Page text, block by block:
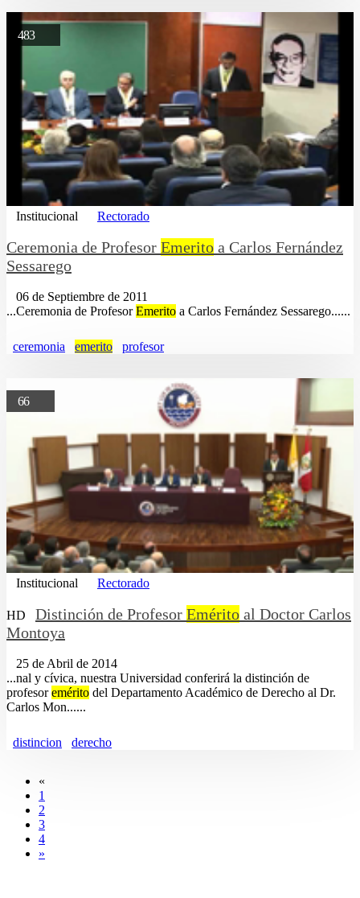
483
Institucional Rectorado
Ceremonia de Profesor Emerito a Carlos Fernández
Sessarego
06 de Septiembre de 2011
...Ceremonia de ProfesorEmerito a Carlos Fernández Sessarego......
ceremonia emerito profesor
66
Institucional Rectorado
HD Distinción de Profesor Emérito al Doctor Carlos
Montoya
25 de Abril de 2014
...nal y cívica, nuestra Universidad conferirá la distinción de
profesoremérito del Departamento Académico de Derecho al Dr.
Carlos Mon......
distincion derecho
«
1
2
3
4
»